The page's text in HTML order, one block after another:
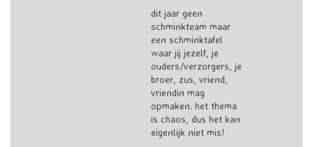
dit jaar geen
schminkteam maar
een schminktafel
waar jij jezelf, je
ouders/verzorgers, je
broer, zus, vriend,
vriendin mag
opmaken. het thema
is chaos, dus het kan
eigenlijk niet mis!